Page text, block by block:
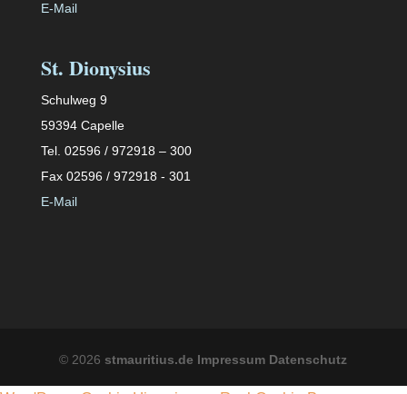
E-Mail
St. Dionysius
Schulweg 9
59394 Capelle
Tel. 02596 / 972918 – 300
Fax 02596 / 972918 - 301
E-Mail
© 2026 stmauritius.de Impressum Datenschutz